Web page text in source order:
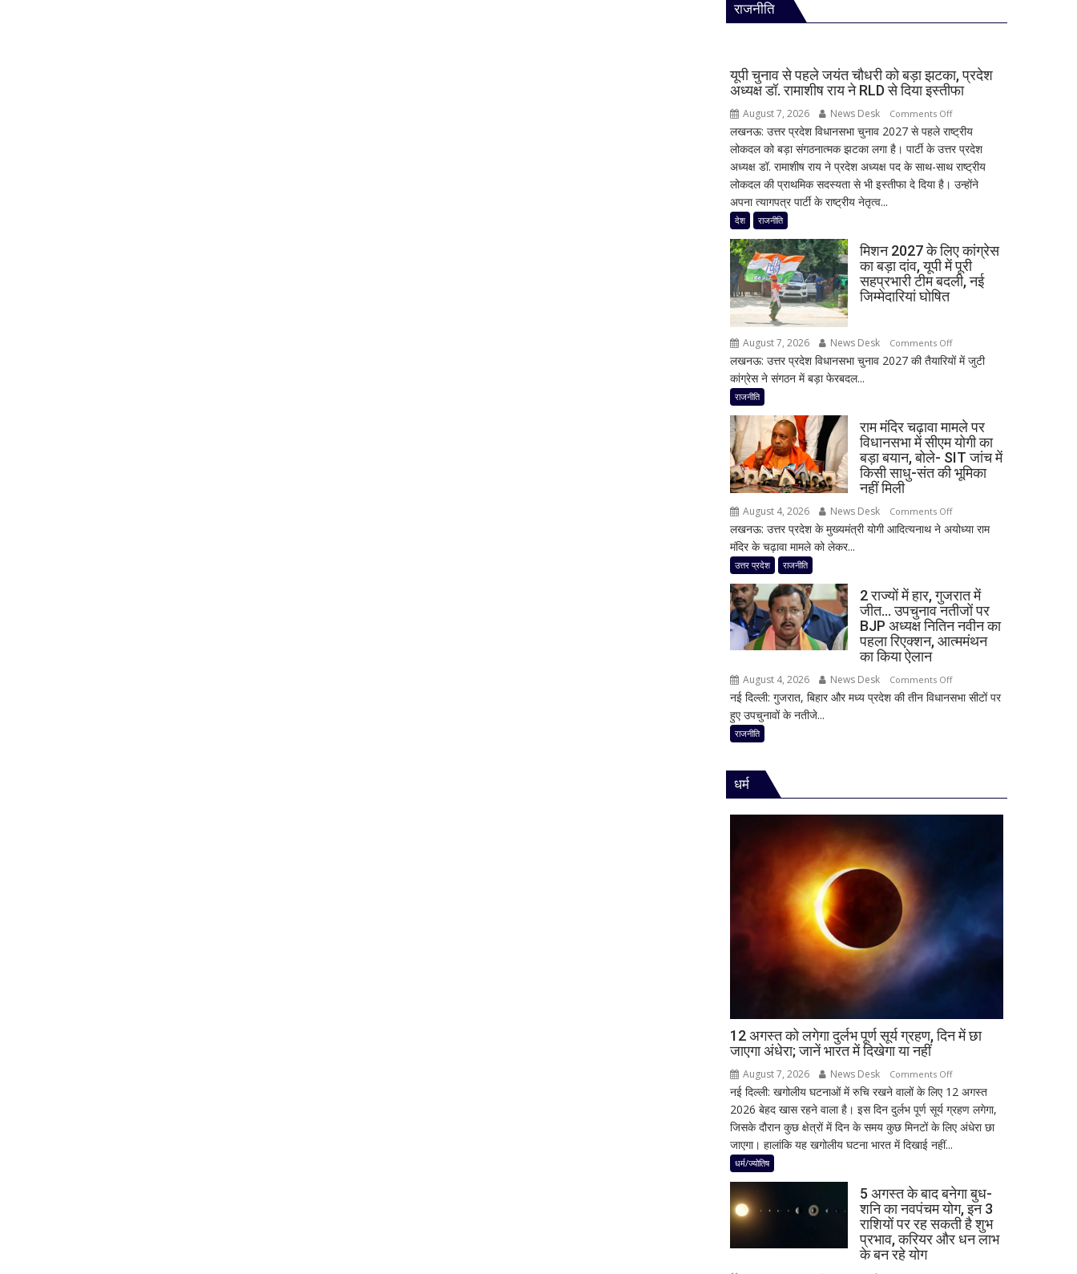
224
ट्रांसफार्मर
ठप,
अगले
48
घंटे
के
राजनीति
यूपी चुनाव से पहले जयंत चौधरी को बड़ा झटका, प्रदेश
अध्यक्ष डॉ. रामाशीष राय ने RLD से दिया इस्तीफा
August 7, 2026 News Desk Comments Offon
यूपी
चुनाव
से
पहले
बड़ा
झटका,
प्रदेश
रामाशीष
राय
दिया
इस्तीफा
लखनऊ: उत्तर प्रदेश विधानसभा चुनाव 2027 से पहले राष्ट्रीय
लोकदल को बड़ा संगठनात्मक झटका लगा है। पार्टी के उत्तर प्रदेश
अध्यक्ष डॉ. रामाशीष राय ने प्रदेश अध्यक्ष पद के साथ-साथ राष्ट्रीय
लोकदल की प्राथमिक सदस्यता से भी इस्तीफा दे दिया है। उन्होंने
अपना त्यागपत्र पार्टी के राष्ट्रीय नेतृत्व...
देश राजनीति
मिशन 2027 के लिए कांग्रेस
का बड़ा दांव, यूपी में पूरी
सहप्रभारी टीम बदली, नई
जिम्मेदारियां घोषित
August 7, 2026 News Desk Comments Offon
मिशन
कांग्रेस
का
बड़ा
दांव,
पूरी
बदली,
नई
जिम्मेदारियां
घोषित
लखनऊ: उत्तर प्रदेश विधानसभा चुनाव 2027 की तैयारियों में जुटी
कांग्रेस ने संगठन में बड़ा फेरबदल...
राजनीति
राम मंदिर चढ़ावा मामले पर
विधानसभा में सीएम योगी का
बड़ा बयान, बोले- SIT जांच में
किसी साधु-संत की भूमिका
नहीं मिली
August 4, 2026 News Desk Comments Offon
राम
पर
विधानसभा
में
बड़ा
लखनऊ: उत्तर प्रदेश के मुख्यमंत्री योगी आदित्यनाथ ने अयोध्या राम
मंदिर के चढ़ावा मामले को लेकर...
उत्तर प्रदेश राजनीति
2 राज्यों में हार, गुजरात में
जीत… उपचुनाव नतीजों पर
BJP अध्यक्ष नितिन नवीन का
पहला रिएक्शन, आत्ममंथन
का किया ऐलान
August 4, 2026 News Desk Comments Offon
2
जीत…
पहला
किया
नई दिल्ली: गुजरात, बिहार और मध्य प्रदेश की तीन विधानसभा सीटों पर
हुए उपचुनावों के नतीजे...
राजनीति
धर्म
12 अगस्त को लगेगा दुर्लभ पूर्ण सूर्य ग्रहण, दिन में छा
जाएगा अंधेरा; जानें भारत में दिखेगा या नहीं
August 7, 2026 News Desk Comments Offon
12
अगस्त
को
सूर्य
ग्रहण,
दिन
नई दिल्ली: खगोलीय घटनाओं में रुचि रखने वालों के लिए 12 अगस्त
2026 बेहद खास रहने वाला है। इस दिन दुर्लभ पूर्ण सूर्य ग्रहण लगेगा,
जिसके दौरान कुछ क्षेत्रों में दिन के समय कुछ मिनटों के लिए अंधेरा छा
जाएगा। हालांकि यह खगोलीय घटना भारत में दिखाई नहीं...
धर्म/ज्योतिष
5 अगस्त के बाद बनेगा बुध-
शनि का नवपंचम योग, इन 3
राशियों पर रह सकती है शुभ
प्रभाव, करियर और धन लाभ
के बन रहे योग